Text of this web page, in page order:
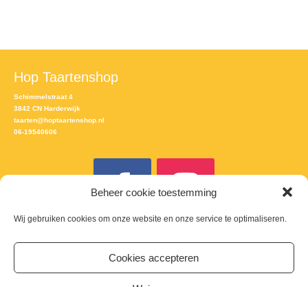
Beheer cookie toestemming
Wij gebruiken cookies om onze website en onze service te optimaliseren.
Cookies accepteren
Hop Taartenshop
Schimmelstraat 4
3842 CN Harderwijk
taarten@hoptaartenshop.nl
06-19540606
Meld je aan voor de nieuwsbrief
Email